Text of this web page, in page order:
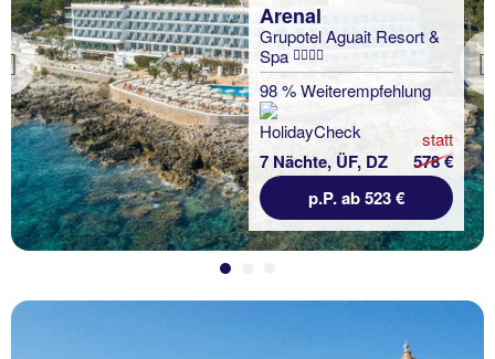
Previous
Arenal
Grupotel Aguait Resort &
Spa
98 % Weiterempfehlung
7 Nächte, ÜF, DZ
statt
578 €
p.P. ab 523 €